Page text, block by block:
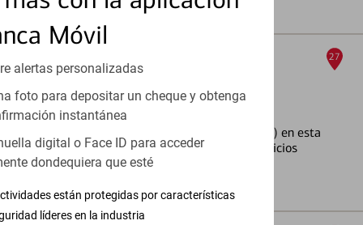
Móvil
alertas personalizadas
foto para depositar un cheque y obtenga
instantánea
digital o Face ID para acceder
dondequiera que esté
están protegidas por características
líderes en la industria
Detalles y servicios
Centros financieros y cajero automático (ATM)
6901 SW 117th Ave , Miami, FL 33183
Uno o más de los cajeros automáticos (ATM) en esta
ubicación pueden tener temporalmente servicios
limitados
Detalles y servicios
27